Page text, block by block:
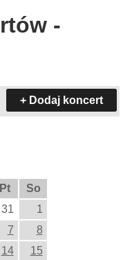
-
+ Dodaj koncert
Pt
So
31
1
7
8
14
15